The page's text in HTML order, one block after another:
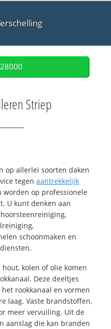
Striep
op allerlei soorten daken
tegenaantrekkelijk
worden op professionele
U kunt denken aan
schoonmaken en
kolen of olie komen
Deze deeltjes
rookkanaal en vormen
laag. Vaste brandstoffen,
meer vervuiling. Uit de
aanslag die kan branden